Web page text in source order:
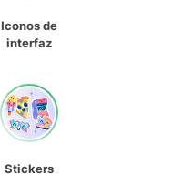
Iconos de
interfaz
Stickers